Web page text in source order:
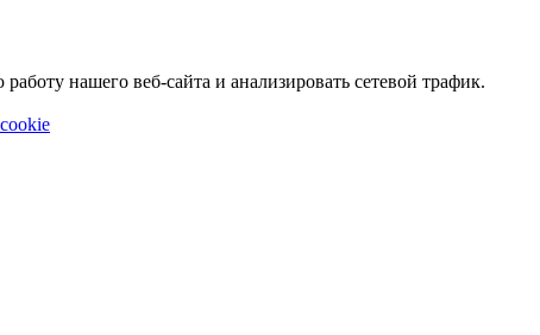
нашего веб-сайта и анализировать сетевой трафик.